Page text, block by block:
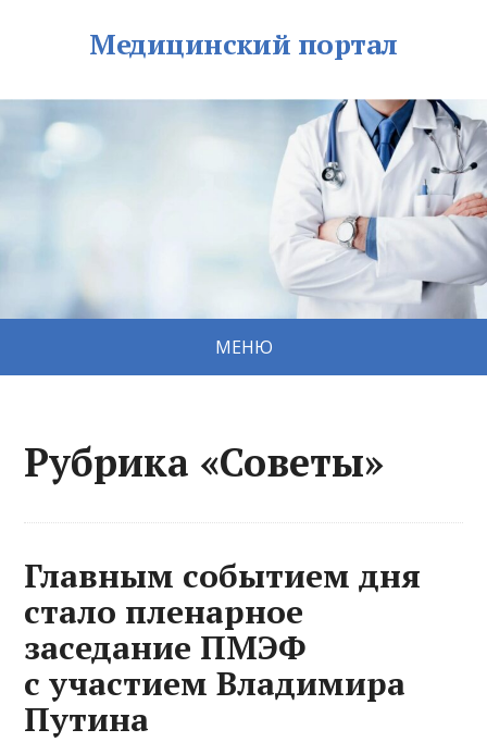
Медицинский портал
МЕНЮ
Рубрика «Советы»
Главным событием дня
стало пленарное
заседание ПМЭФ
с участием Владимира
Путина